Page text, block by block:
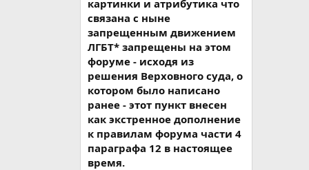
картинки и атрибутика что
связана с ныне
запрещенным движением
ЛГБТ* запрещены на этом
форуме - исходя из
решения Верховного суда, о
котором было написано
ранее - этот пункт внесен
как экстренное дополнение
к правилам форума части 4
параграфа 12 в настоящее
время.